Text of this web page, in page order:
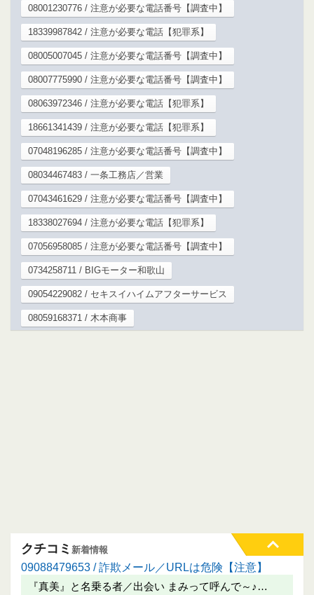
08001230776 / 注意が必要な電話番号【調査中】
18339987842 / 注意が必要な電話【犯罪系】
08005007045 / 注意が必要な電話番号【調査中】
08007775990 / 注意が必要な電話番号【調査中】
08063972346 / 注意が必要な電話【犯罪系】
18661341439 / 注意が必要な電話【犯罪系】
07048196285 / 注意が必要な電話番号【調査中】
08034467483 / 一条工務店／営業
07043461629 / 注意が必要な電話番号【調査中】
18338027694 / 注意が必要な電話【犯罪系】
07056958085 / 注意が必要な電話番号【調査中】
0734258711 / BIGモーター和歌山
09054229082 / セキスイハイムアフターサービス
08059168371 / 木本商事
クチコミ 新着情報
09088479653 / 詐欺メール／URLは危険【注意】
『真美』と名乗る者／出会い まみって呼んで～♪…